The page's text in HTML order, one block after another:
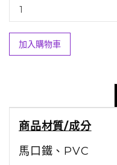
加入購物車
商品材質/成分
馬口鐵、PVC